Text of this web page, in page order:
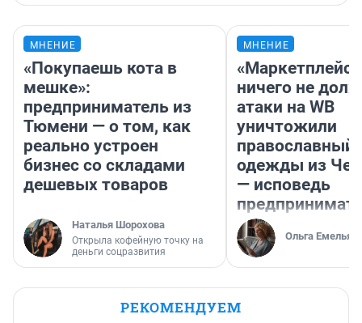
МНЕНИЕ
«Покупаешь кота в
мешке»:
предприниматель из
Тюмени — о том, как
реально устроен
бизнес со складами
дешевых товаров
Наталья Шорохова
Открыла кофейную точку на
деньги соцразвития
МНЕНИЕ
«Маркетплейс
ничего не
атаки на WB
уничтожили
православный
одежды из
— исповедь
Ольга
РЕКОМЕНДУЕМ